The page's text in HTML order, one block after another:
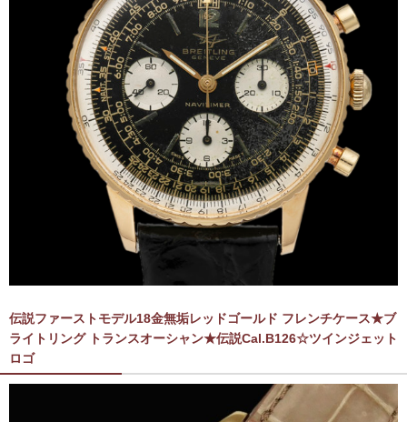
伝説ファーストモデル18金無垢レッドゴールド フレンチケース★ブ
ライトリング トランスオーシャン★伝説Cal.B126☆ツインジェット
ロゴ